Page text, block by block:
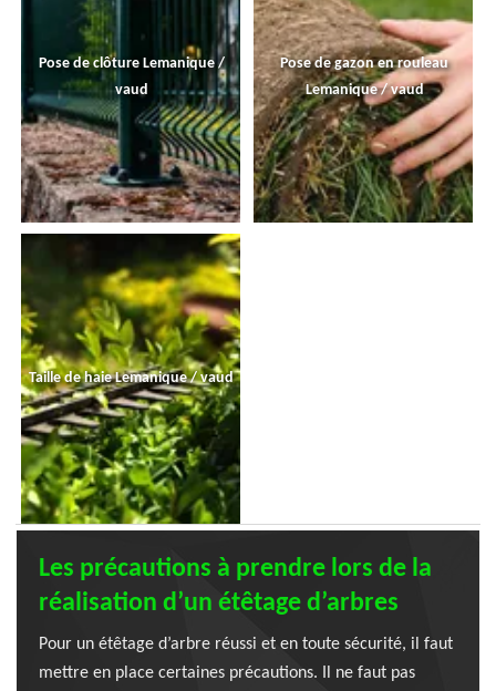
Pose de clôture Lemanique /
vaud
Pose de gazon en rouleau
Lemanique / vaud
Taille de haie Lemanique / vaud
Les précautions à prendre lors de la
réalisation d’un étêtage d’arbres
Pour un étêtage d’arbre réussi et en toute sécurité, il faut
mettre en place certaines précautions. Il ne faut pas